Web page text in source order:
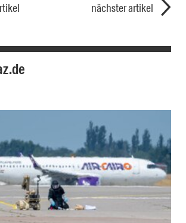
nächster artikel